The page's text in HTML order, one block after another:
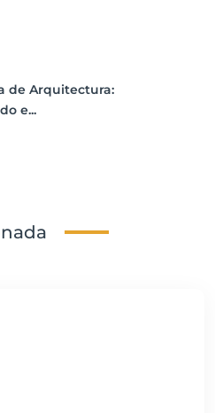
de Arquitectura:
e...